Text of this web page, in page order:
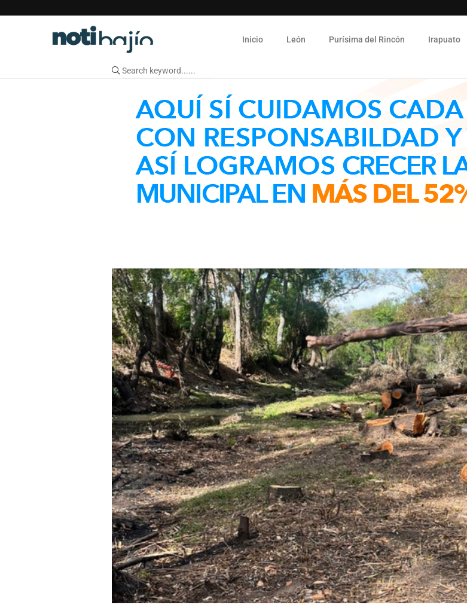
Inicio León Purísima del Rincón Irapuato